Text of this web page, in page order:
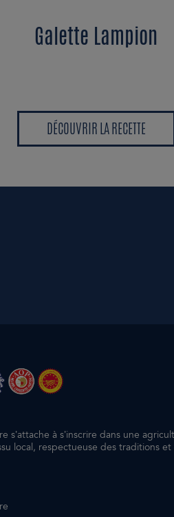
Galette Lampion
DÉCOUVRIR LA RECETTE
DÉCOUVRIR LA RECETTE
s’attache à s’inscrire dans une
local, respectueuse des traditions et